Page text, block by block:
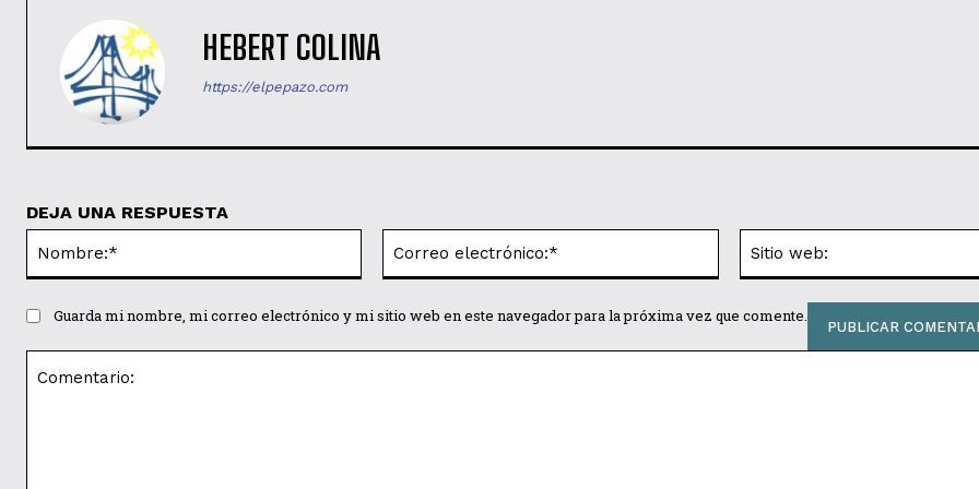
HEBERT COLINA
https://elpepazo.com
DEJA UNA RESPUESTA
electrónico:*
Guarda mi nombre, mi correo electrónico y mi sitio web en este navegador para la próxima vez que comente.